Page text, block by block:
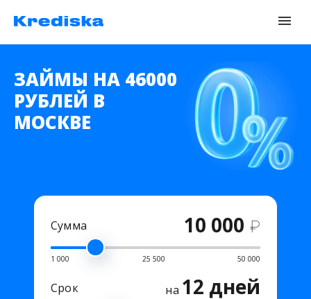
ЗАЙМЫ НА 46000
РУБЛЕЙ В
МОСКВЕ
Сумма 10 000 ₽
1 000 25 500 50 000
Срок на 12 дней